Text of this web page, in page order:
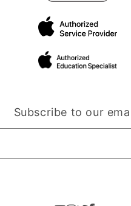
Subscribe to our